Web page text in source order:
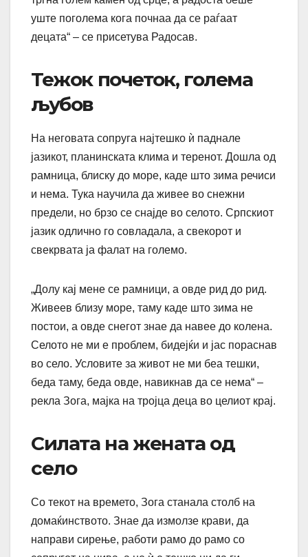
уште поголема кога почнаа да се раѓаат
децата“ – се присетува Радосав.
Тежок почеток, голема
љубов
На неговата сопруга најтешко ѝ паднале
јазикот, планинската клима и теренот. Дошла од
рамница, блиску до море, каде што зима речиси
и нема. Тука научила да живее во снежни
предели, но брзо се снајде во селото. Српскиот
јазик одлично го совладала, а свекорот и
свекрвата ја фалат на големо.
„Долу кај мене се рамници, а овде рид до рид.
Живеев близу море, таму каде што зима не
постои, а овде снегот знае да навее до колена.
Селото не ми е проблем, бидејќи и јас пораснав
во село. Условите за живот не ми беа тешки,
беда таму, беда овде, навикнав да се нема“ –
рекла Зога, мајка на тројца деца во целиот крај.
Силата на жената од
село
Со текот на времето, Зога станала столб на
домаќинството. Знае да измолзе крави, да
направи сирење, работи рамо до рамо со